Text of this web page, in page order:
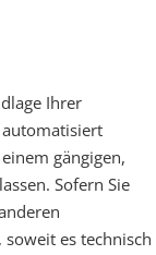
Ihrer
gängigen,
Sofern Sie
es technisch